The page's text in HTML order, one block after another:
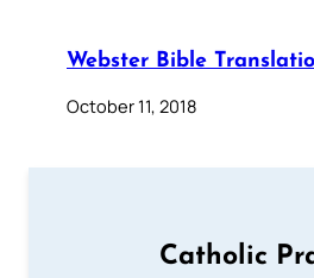
Webster Bible
October 11, 2018
Catholic